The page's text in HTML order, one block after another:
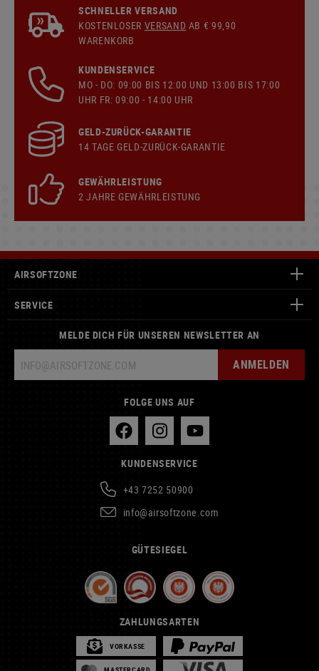
SCHNELLER VERSAND
KOSTENLOSER VERSAND AB € 99,90
WARENKORB
KUNDENSERVICE
MO - DO: 09:00 BIS 12:00 UND 13:00 BIS 17:00
UHR FR: 09:00 - 14:00 UHR
GELD-ZURÜCK-GARANTIE
14 TAGE GELD-ZURÜCK-GARANTIE
GEWÄHRLEISTUNG
2 JAHRE GEWÄHRLEISTUNG
AIRSOFTZONE
SERVICE
MELDE DICH FÜR UNSEREN NEWSLETTER AN
ANMELDEN
FOLGE UNS AUF
KUNDENSERVICE
+43 7252 50900
info@airsoftzone.com
GÜTESIEGEL
ZAHLUNGSARTEN
VORKASSE